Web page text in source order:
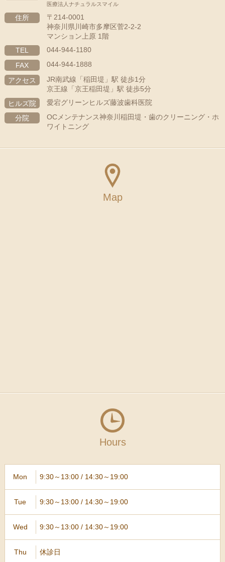
医療法人ナチュラルスマイル
住所
〒214-0001
神奈川県川崎市多摩区菅2-2-2
マンション上原 1階
TEL
044-944-1180
FAX
044-944-1888
アクセス
JR南武線「稲田堤」駅 徒歩1分
京王線「京王稲田堤」駅 徒歩5分
ヒルズ院
愛宕グリーンヒルズ藤波歯科医院
分院
OCメンテナンス神奈川稲田堤・歯のクリーニング・ホ
ワイトニング
Map
Hours
Mon 9:30～13:00 / 14:30～19:00
Tue 9:30～13:00 / 14:30～19:00
Wed 9:30～13:00 / 14:30～19:00
Thu 休診日